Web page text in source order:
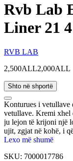
Rvb Lab
Liner 21
RVB LAB
2,500ALL2,000ALL
Shto në shportë
Konturues i vetullave
vetullave. Kremi xhel
ju lejon të krijoni një
ujit, zgjat në kohë, i
Lexo më shumë
SKU: 7000017786